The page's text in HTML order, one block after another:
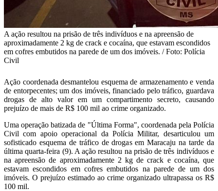
A ação resultou na prisão de três indivíduos e na apreensão de
aproximadamente 2 kg de crack e cocaína, que estavam escondidos
em cofres embutidos na parede de um dos imóveis. / Foto: Polícia
Civil
Ação coordenada desmantelou esquema de armazenamento e venda
de entorpecentes; um dos imóveis, financiado pelo tráfico, guardava
drogas de alto valor em um compartimento secreto, causando
prejuízo de mais de R$ 100 mil ao crime organizado.
Uma operação batizada de "Última Forma", coordenada pela Polícia
Civil com apoio operacional da Polícia Militar, desarticulou um
sofisticado esquema de tráfico de drogas em Maracaju na tarde da
última quarta-feira (9). A ação resultou na prisão de três indivíduos e
na apreensão de aproximadamente 2 kg de crack e cocaína, que
estavam escondidos em cofres embutidos na parede de um dos
imóveis. O prejuízo estimado ao crime organizado ultrapassa os R$
100 mil.